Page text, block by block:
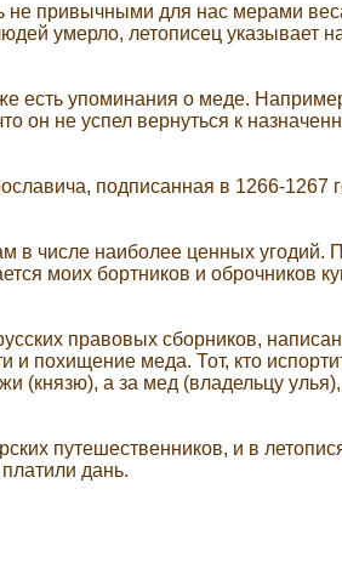
привычными для нас мерами
умерло, летописец указывает
есть упоминания о меде.
он не успел вернуться к
подписанная в 1266-1267
в числе наиболее ценных
моих бортников и оброчников
правовых сборников,
и похищение меда. Тот, кто
(князю), а за мед (владельцу
путешественников, и в
дань.